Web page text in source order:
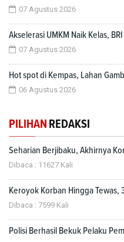
07 Agustus 2026
Akselerasi UMKM Naik Kelas,
07 Agustus 2026
Hot spot di Kempas, Lahan
06 Agustus 2026
PILIHAN REDAKSI
Seharian Berjibaku, Akhirnya
Dibaca : 11627 Kali
Keroyok Korban Hingga Tewas,
Dibaca : 7599 Kali
Polisi Berhasil Bekuk Pelaku